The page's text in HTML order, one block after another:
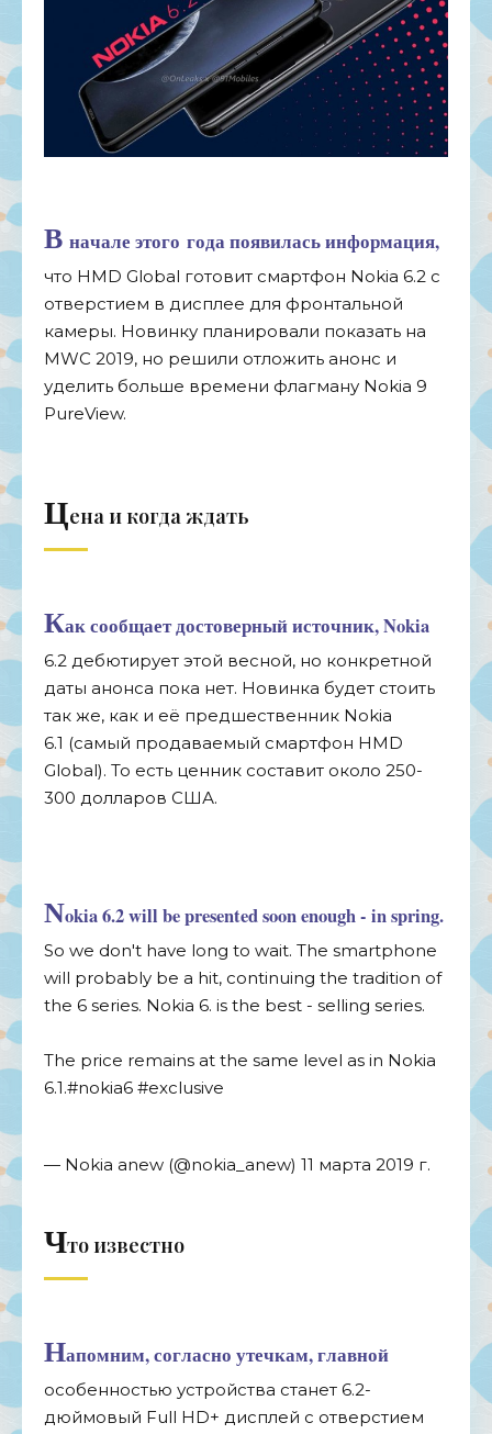
В начале этого года появилась информация,
что HMD Global готовит смартфон Nokia 6.2 с
отверстием в дисплее для фронтальной
камеры. Новинку планировали показать на
MWC 2019, но решили отложить анонс и
уделить больше времени флагману Nokia 9
PureView.
Цена и когда ждать
Как сообщает достоверный источник, Nokia
6.2 дебютирует этой весной, но конкретной
даты анонса пока нет. Новинка будет стоить
так же, как и её предшественник Nokia
6.1 (самый продаваемый смартфон HMD
Global). То есть ценник составит около 250-
300 долларов США.
Nokia 6.2 will be presented soon enough - in spring.
So we don't have long to wait. The smartphone
will probably be a hit, continuing the tradition of
the 6 series. Nokia 6. is the best - selling series.
The price remains at the same level as in Nokia
6.1.#nokia6 #exclusive
— Nokia anew (@nokia_anew) 11 марта 2019 г.
Что известно
Напомним, согласно утечкам, главной
особенностью устройства станет 6.2-
дюймовый Full HD+ дисплей с отверстием